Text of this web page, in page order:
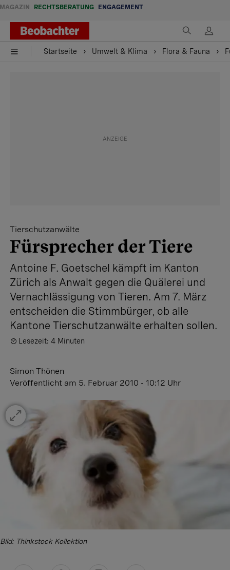
MAGAZIN RECHTSBERATUNG ENGAGEMENT
Startseite Umwelt & Klima Flora & Fauna
Tierschutzanwälte
Fürsprecher der Tiere
Antoine F. Goetschel kämpft im Kanton
Zürich als Anwalt gegen die Quälerei und
Vernachlässigung von Tieren. Am 7. März
entscheiden die Stimmbürger, ob alle
Kantone Tierschutzanwälte erhalten sollen.
Lesezeit: 4 Minuten
Simon Thönen
Veröffentlicht am 5. Februar 2010 - 10:12 Uhr
Bild: Thinkstock Kollektion